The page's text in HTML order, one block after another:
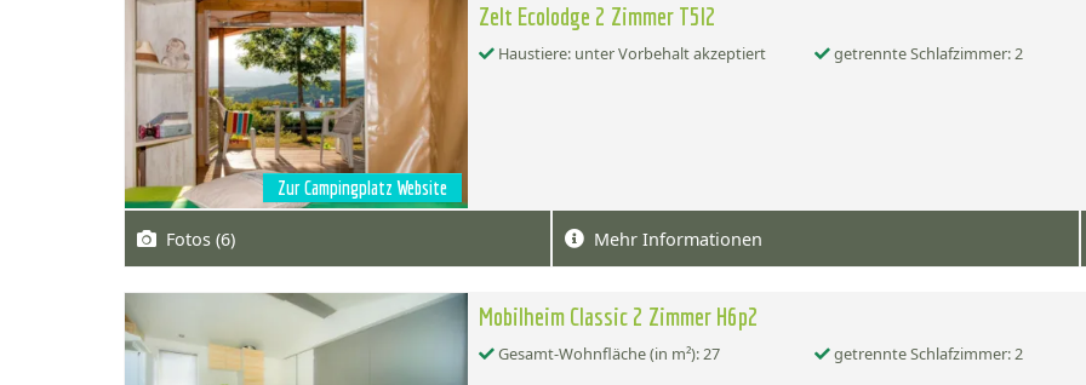
Zur Campingplatz Website
Zelt Ecolodge 2 Zimmer T5l2
Haustiere: unter Vorbehalt akzeptiert getrennte Schlafzimmer: 2
Fotos (6) Mehr Informationen
Mobilheim Classic 2 Zimmer H6p2
Gesamt-Wohnfläche (in m²): 27 getrennte Schlafzimmer: 2